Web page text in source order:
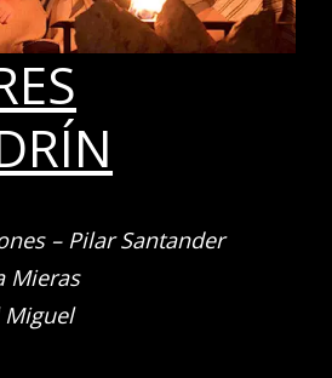
– Pilar Santander
Mieras
Miguel